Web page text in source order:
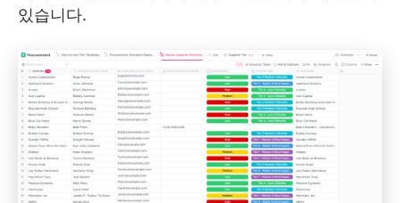
있습니다.